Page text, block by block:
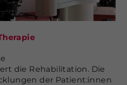
die Rehabilitation. Die
der Patient:innen